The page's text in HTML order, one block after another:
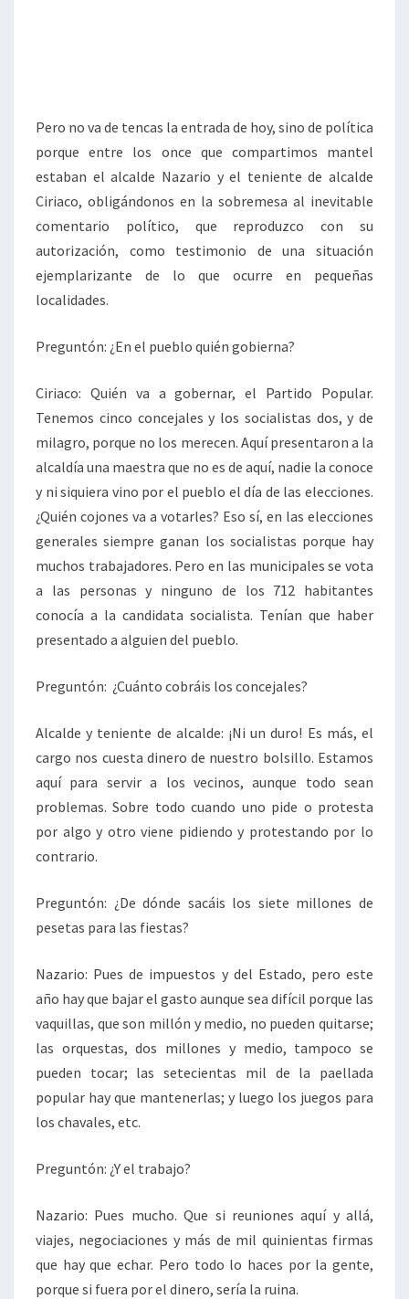
Pero no va de tencas la entrada de hoy, sino de política
porque entre los once que compartimos mantel
estaban el alcalde Nazario y el teniente de alcalde
Ciriaco, obligándonos en la sobremesa al inevitable
comentario político, que reproduzco con su
autorización, como testimonio de una situación
ejemplarizante de lo que ocurre en pequeñas
localidades.
Preguntón: ¿En el pueblo quién gobierna?
Ciriaco: Quién va a gobernar, el Partido Popular.
Tenemos cinco concejales y los socialistas dos, y de
milagro, porque no los merecen. Aquí presentaron a la
alcaldía una maestra que no es de aquí, nadie la conoce
y ni siquiera vino por el pueblo el día de las elecciones.
¿Quién cojones va a votarles? Eso sí, en las elecciones
generales siempre ganan los socialistas porque hay
muchos trabajadores. Pero en las municipales se vota
a las personas y ninguno de los 712 habitantes
conocía a la candidata socialista. Tenían que haber
presentado a alguien del pueblo.
Preguntón: ¿Cuánto cobráis los concejales?
Alcalde y teniente de alcalde: ¡Ni un duro! Es más, el
cargo nos cuesta dinero de nuestro bolsillo. Estamos
aquí para servir a los vecinos, aunque todo sean
problemas. Sobre todo cuando uno pide o protesta
por algo y otro viene pidiendo y protestando por lo
contrario.
Preguntón: ¿De dónde sacáis los siete millones de
pesetas para las fiestas?
Nazario: Pues de impuestos y del Estado, pero este
año hay que bajar el gasto aunque sea difícil porque las
vaquillas, que son millón y medio, no pueden quitarse;
las orquestas, dos millones y medio, tampoco se
pueden tocar; las setecientas mil de la paellada
popular hay que mantenerlas; y luego los juegos para
los chavales, etc.
Preguntón: ¿Y el trabajo?
Nazario: Pues mucho. Que si reuniones aquí y allá,
viajes, negociaciones y más de mil quinientas firmas
que hay que echar. Pero todo lo haces por la gente,
porque si fuera por el dinero, sería la ruina.